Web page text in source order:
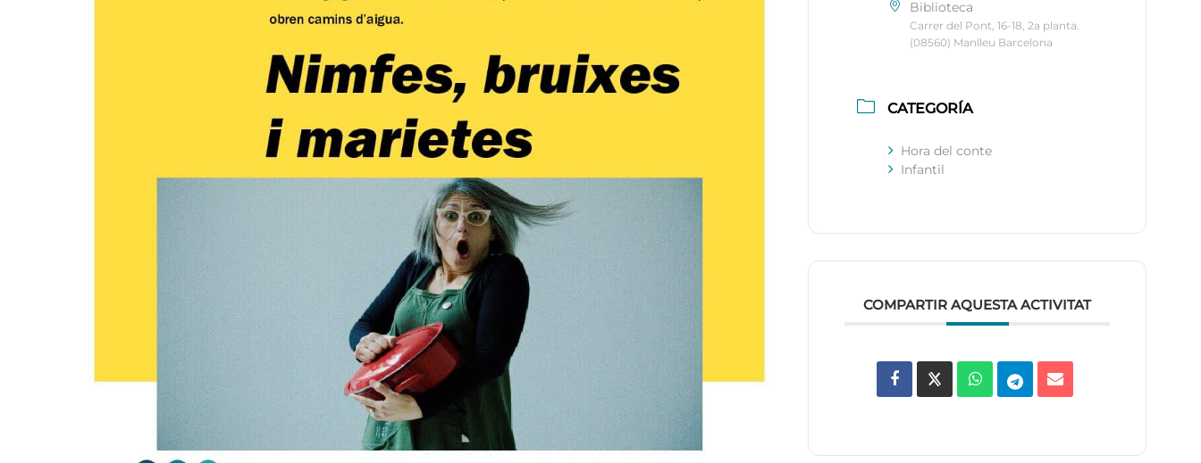
Biblioteca
Carrer del Pont, 16-18, 2a planta.
(08560) Manlleu Barcelona
CATEGORÍA
Hora del conte
Infantil
COMPARTIR AQUESTA ACTIVITAT